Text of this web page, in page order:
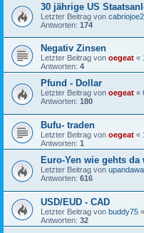
30 jährige US
Letzter Beitrag von cabriojoe2
Antworten: 174
Negativ Zinsen
Letzter Beitrag von oegeat «
Antworten: 4
Pfund - Dollar
Letzter Beitrag von oegeat «
Antworten: 180
Bufu- traden
Letzter Beitrag von oegeat «
Antworten: 1
Euro-Yen wie gehts
Letzter Beitrag von
Antworten: 616
USD/EUD - CAD
Letzter Beitrag von buddy75 «
Antworten: 32